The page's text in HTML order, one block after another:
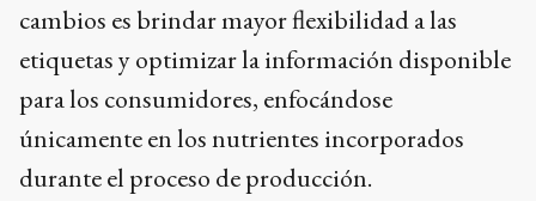
cambios es brindar mayor flexibilidad a las
etiquetas y optimizar la información disponible
para los consumidores, enfocándose
únicamente en los nutrientes incorporados
durante el proceso de producción.